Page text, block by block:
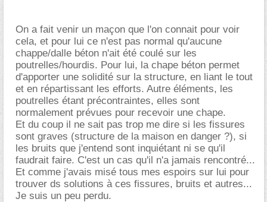
On a fait venir un maçon que l'on connait pour voir
cela, et pour lui ce n'est pas normal qu'aucune
chappe/dalle béton n'ait été coulé sur les
poutrelles/hourdis. Pour lui, la chape béton permet
d'apporter une solidité sur la structure, en liant le tout
et en répartissant les efforts. Autre éléments, les
poutrelles étant précontraintes, elles sont
normalement prévues pour recevoir une chape.
Et du coup il ne sait pas trop me dire si les fissures
sont graves (structure de la maison en danger ?), si
les bruits que j'entend sont inquiétant ni se qu'il
faudrait faire. C'est un cas qu'il n'a jamais rencontré...
Et comme j'avais misé tous mes espoirs sur lui pour
trouver ds solutions à ces fissures, bruits et autres...
Je suis un peu perdu.